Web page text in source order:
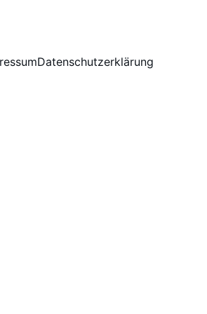
Datenschutzerklärung